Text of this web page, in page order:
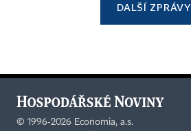
DALŠÍ ZPRÁVY
© 1996-2026 Economia, a.s.